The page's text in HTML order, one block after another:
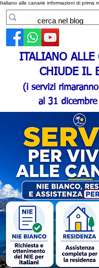
Italiano alle canarie informazioni di prima
ITALIANO ALLE
CHIUDE IL
(i servizi
al 31